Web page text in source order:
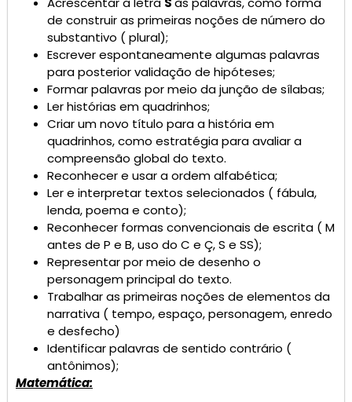
de construir as primeiras noções de número do
substantivo ( plural);
Escrever espontaneamente algumas palavras
para posterior validação de hipóteses;
Formar palavras por meio da junção de sílabas;
Ler histórias em quadrinhos;
Criar um novo título para a história em
quadrinhos, como estratégia para avaliar a
compreensão global do texto.
Reconhecer e usar a ordem alfabética;
Ler e interpretar textos selecionados ( fábula,
lenda, poema e conto);
Reconhecer formas convencionais de escrita ( M
antes de P e B, uso do C e Ç, S e SS);
Representar por meio de desenho o
personagem principal do texto.
Trabalhar as primeiras noções de elementos da
narrativa ( tempo, espaço, personagem, enredo
e desfecho)
Identificar palavras de sentido contrário (
antônimos);
Matemática: